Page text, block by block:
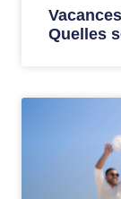
Quelles